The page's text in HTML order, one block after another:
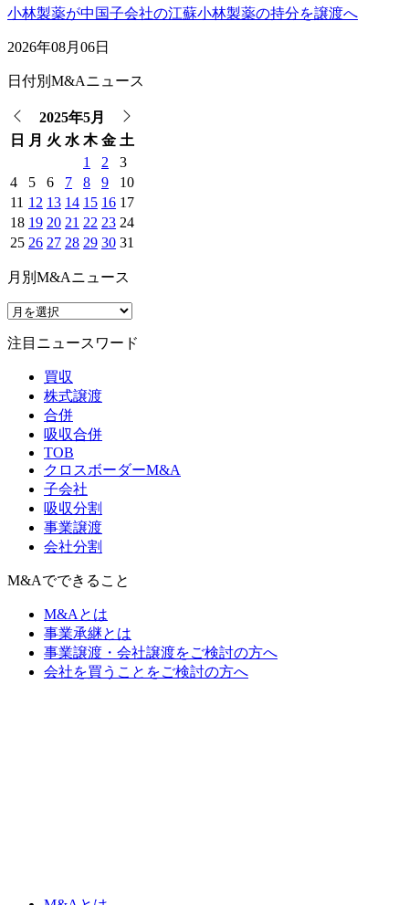
小林製薬が中国子会社の江蘇小林製薬の持分を譲渡へ
2026年08月06日
日付別M&Aニュース
2025年5月
日
月 火 水 木 金 土
1
2
3
4
5 6 7 8 9
10
11 12 13 14 15 16 17
18 19 20 21 22 23 24
25 26 27 28 29 30 31
月別M&Aニュース
注目ニュースワード
買収
株式譲渡
合併
吸収合併
TOB
クロスボーダーM&A
子会社
吸収分割
事業譲渡
会社分割
M&Aでできること
M&Aとは
事業承継とは
事業譲渡・会社譲渡をご検討の方へ
会社を買うことをご検討の方へ